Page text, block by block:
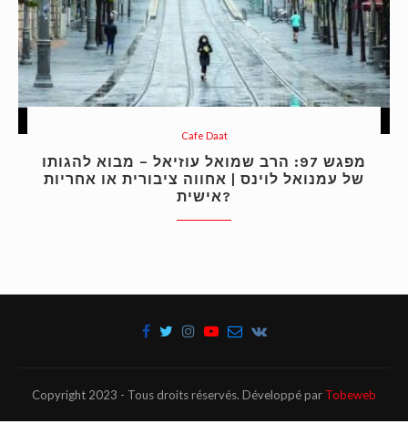
Cafe Daat
מפגש 97: הרב שמואל עוזיאל – מבוא להגותו
של עמנואל לוינס | אחווה ציבורית או אחריות
אישית?
Copyright 2023 - Tous droits réservés. Développé par Tobeweb